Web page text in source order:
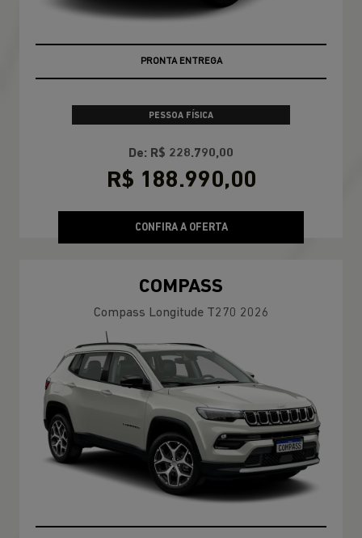
PRONTA ENTREGA
PESSOA FÍSICA
De: R$ 228.790,00
R$ 188.990,00
CONFIRA A OFERTA
COMPASS
Compass Longitude T270 2026